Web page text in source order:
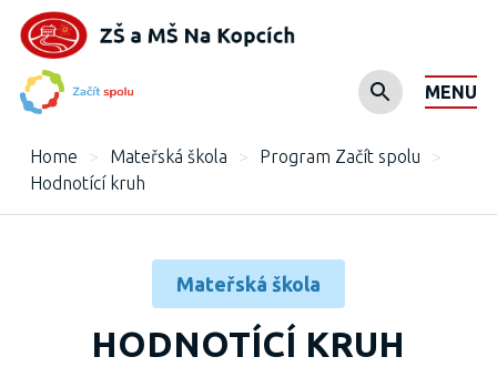
MENU
Home > Mateřská škola > Program Začít spolu
>
Hodnotící kruh
Mateřská škola
HODNOTÍCÍ KRUH